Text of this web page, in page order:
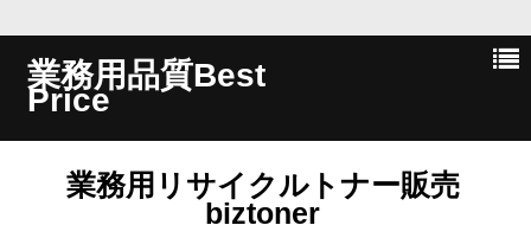
業務用品質Best
Price
業務用リサイクルトナー販売
biztoner